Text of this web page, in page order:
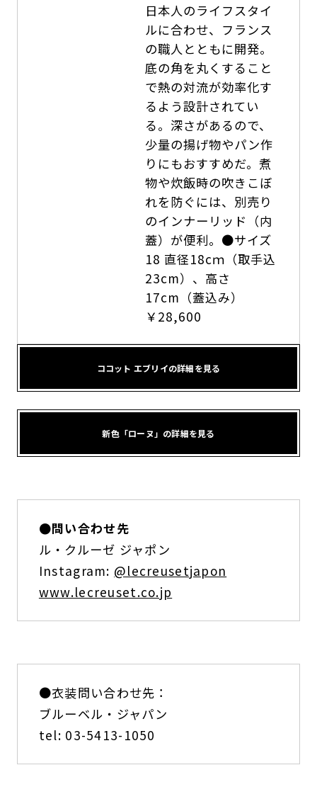
日本人のライフスタイ
ルに合わせ、フランス
の職人とともに開発。
底の角を丸くすること
で熱の対流が効率化す
るよう設計されてい
る。深さがあるので、
少量の揚げ物やパン作
りにもおすすめだ。煮
物や炊飯時の吹きこぼ
れを防ぐには、別売り
のインナーリッド（内
蓋）が便利。●サイズ
18 直径18cｍ（取手込
23cm）、高さ
17cm（蓋込み）
￥28,600
ココット エブリイの詳細を見る
新色「ローヌ」の詳細を見る
●問い合わせ先
ル・クルーゼ ジャポン
Instagram: @lecreusetjapon
www.lecreuset.co.jp
●衣装問い合わせ先：
ブルーベル・ジャパン
tel: 03-5413-1050